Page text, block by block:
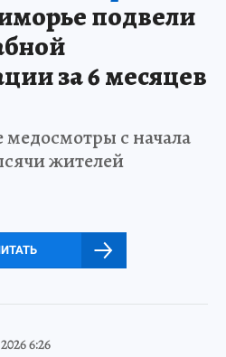
подвели
за 6 месяцев
с начала
жителей
6:26